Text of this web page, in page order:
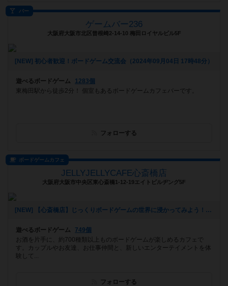
バー
ゲームバー236
大阪府大阪市北区曾根崎2-14-10 梅田ロイヤルビル5F
[NEW] 初心者歓迎！ボードゲーム交流会（2024年09月04日 17時48分）
遊べるボードゲーム
1283個
東梅田駅から徒歩2分！ 個室もあるボードゲームカフェバーです。
フォローする
ボードゲームカフェ
JELLYJELLYCAFE心斎橋店
大阪府大阪市中央区東心斎橋1-12-19エイトビルヂング5F
[NEW] 【心斎橋店】じっくりボードゲームの世界に浸かってみよう！平日重ゲー会【テラフォーミング・マーズ】（2024年08月28日 13時22分）
遊べるボードゲーム
749個
お酒を片手に、約700種類以上ものボードゲームが楽しめるカフェで
す。カップルやお友達、お仕事仲間と、新しいエンターテイメントを体
験して...
フォローする